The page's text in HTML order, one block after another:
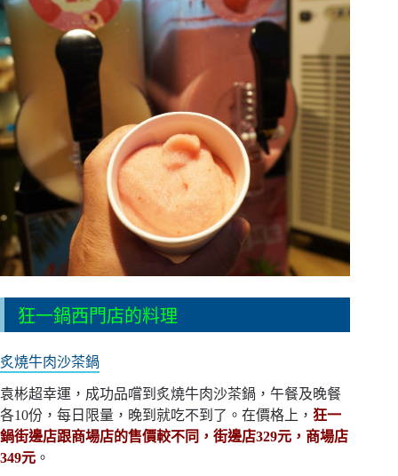
狂一鍋西門店的料理
炙燒牛肉沙茶鍋
袁彬超幸運，成功品嚐到炙燒牛肉沙茶鍋，午餐及晚餐
各10份，每日限量，晚到就吃不到了。在價格上， 狂一
鍋街邊店跟商場店的售價較不同，街邊店329元，商場店
349元 。